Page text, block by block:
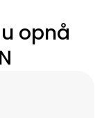
opnå